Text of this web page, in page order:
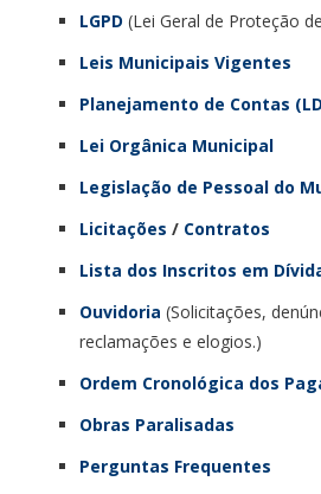
LGPD (Lei Geral de Proteção
Leis Municipais Vigentes
Planejamento de Contas
Lei Orgânica Municipal
Legislação de Pessoal do
Licitações / Contratos
Lista dos Inscritos em
Ouvidoria (Solicitações,
reclamações e elogios.)
Ordem Cronológica dos
Obras Paralisadas
Perguntas Frequentes